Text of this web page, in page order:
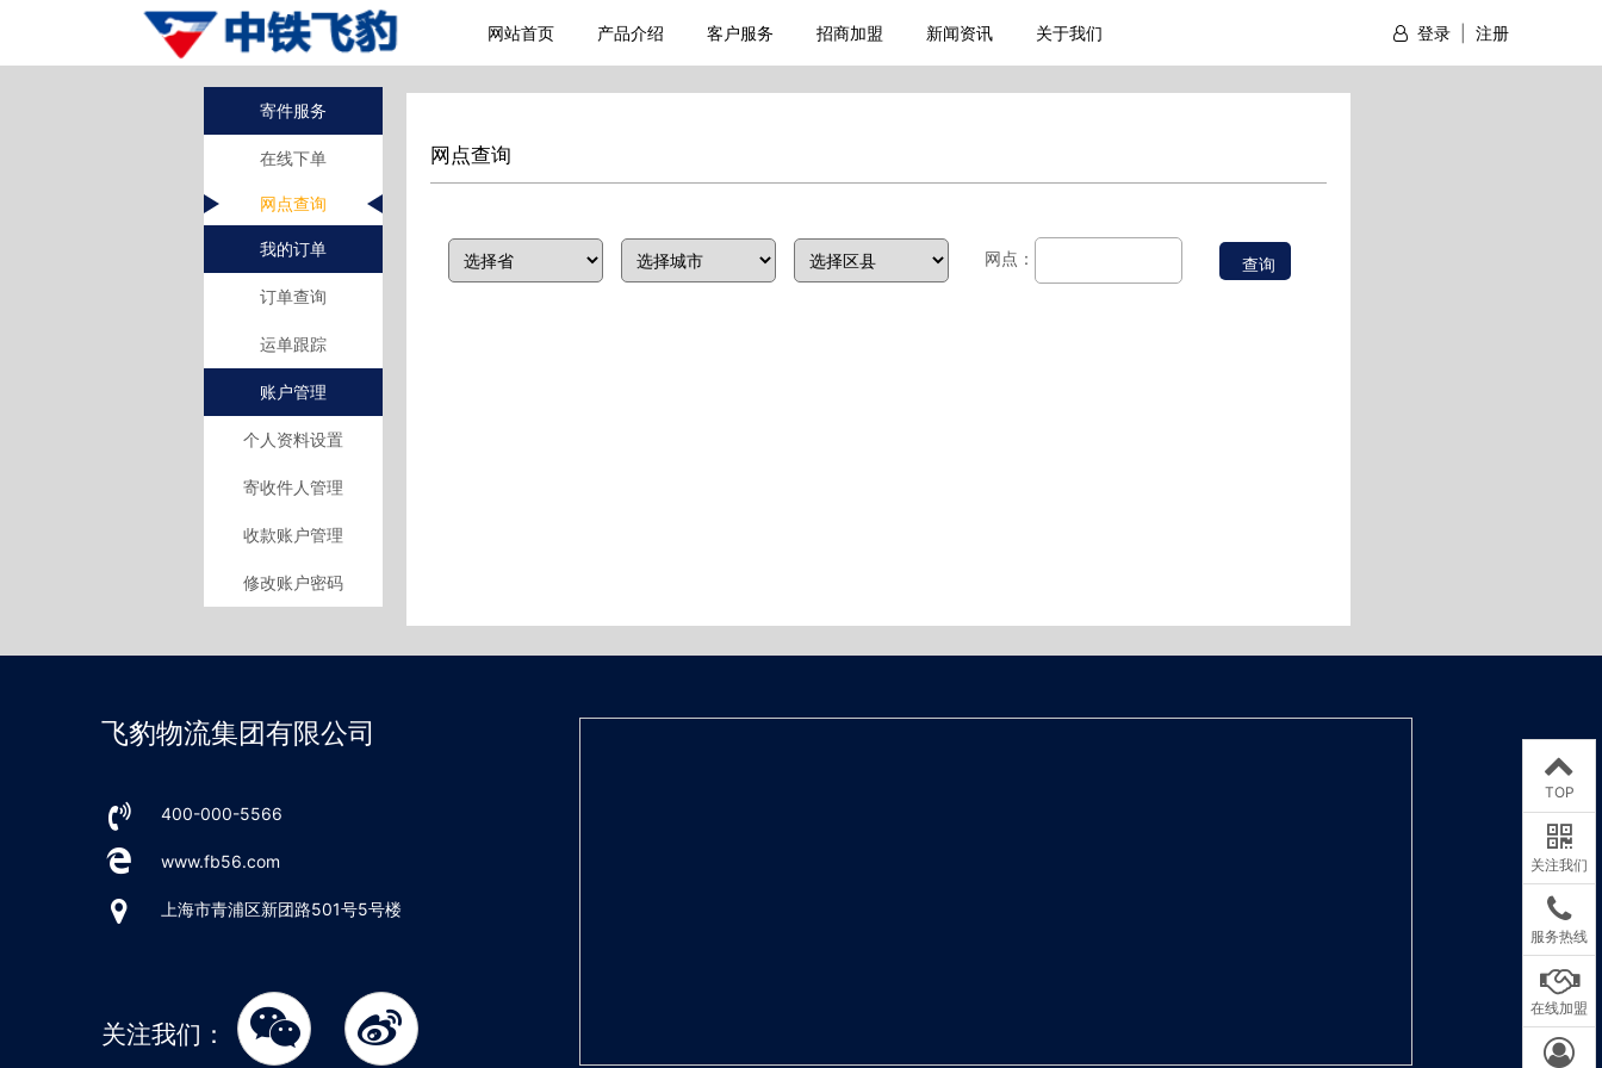
网站首页 产品介绍 客户服务 招商加盟 新闻资讯 关于我们 登录 注册
寄件服务
在线下单
网点查询
我的订单
订单查询
运单跟踪
账户管理
个人资料设置
寄收件人管理
收款账户管理
修改账户密码
网点查询
网点：
飞豹物流集团有限公司
400-000-5566
www.fb56.com
上海市青浦区新团路501号5号楼
关注我们：
TOP
关注我们
服务热线
在线加盟